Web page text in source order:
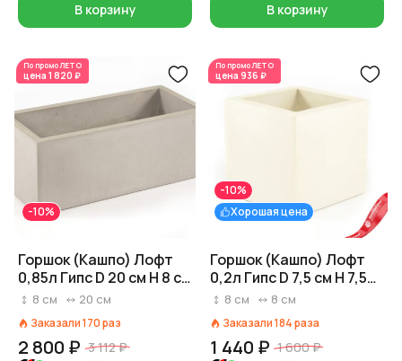
В корзину В корзину
По промоЛЕТО
цена 1 820 ₽
-10%
Горшок (Кашпо) Лофт
0,85л Гипс D 20 см H 8 см
Серый
8 см 20 см
Заказали170раз
2 800 ₽ 3 112 ₽
По промоЛЕТО
цена 936 ₽
Хорошая цена
-10%
Горшок (Кашпо) Лофт
0,2л Гипс D 7,5 см H 7,5
см Кремовый
8 см 8 см
Заказали184раза
1 440 ₽ 1 600 ₽